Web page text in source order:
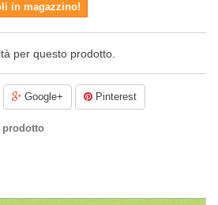
in magazzino!
per questo prodotto.
Google+ Pinterest